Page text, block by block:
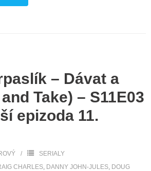
– Dávat a
Take) – S11E03
epizoda 11.
SERIALY
CHARLES, DANNY JOHN-JULES, DOUG